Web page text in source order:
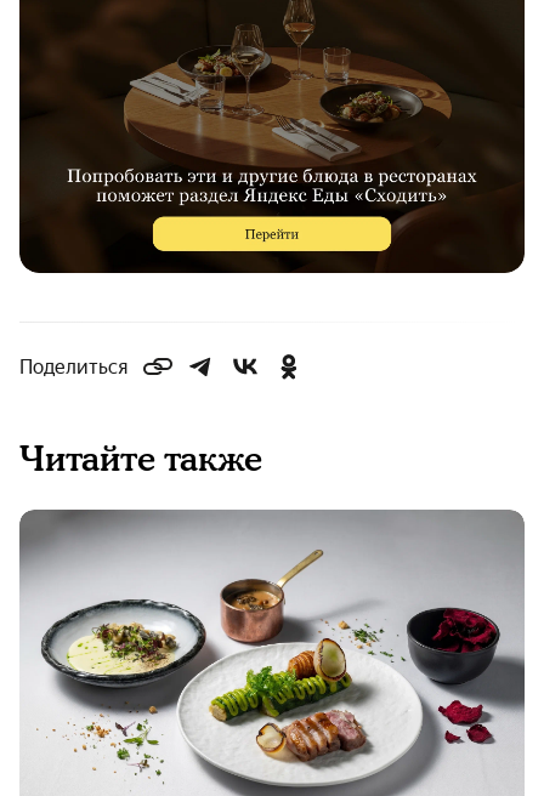
Поделиться
Читайте также